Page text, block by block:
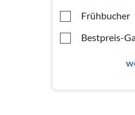
Frühbucher
Bestpreis-